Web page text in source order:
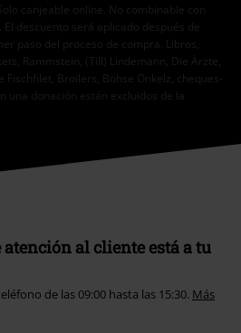
canjeable online. No combinable con
El descuento será aplicado después de
paso del proceso de compra. Libros,
Rammstein, (Till) Lindemann, Die Ärzte,
Fischfilet, Broilers, Böhse Onkelz, cheques-
donación están excluidos de la
al cliente está a tu
de las 09:00 hasta las 15:30. Más